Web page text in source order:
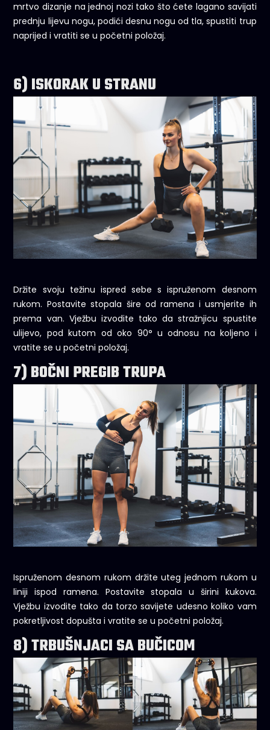
mrtvo dizanje na jednoj nozi tako što ćete lagano savijati
prednju lijevu nogu, podići desnu nogu od tla, spustiti trup
naprijed i vratiti se u početni položaj.
6) ISKORAK U STRANU
Držite svoju težinu ispred sebe s ispruženom desnom
rukom. Postavite stopala šire od ramena i usmjerite ih
prema van. Vježbu izvodite tako da stražnjicu spustite
ulijevo, pod kutom od oko 90° u odnosu na koljeno i
vratite se u početni položaj.
7) BOČNI PREGIB TRUPA
Ispruženom desnom rukom držite uteg jednom rukom u
liniji ispod ramena. Postavite stopala u širini kukova.
Vježbu izvodite tako da torzo savijete udesno koliko vam
pokretljivost dopušta i vratite se u početni položaj.
8) TRBUŠNJACI SA BUČICOM